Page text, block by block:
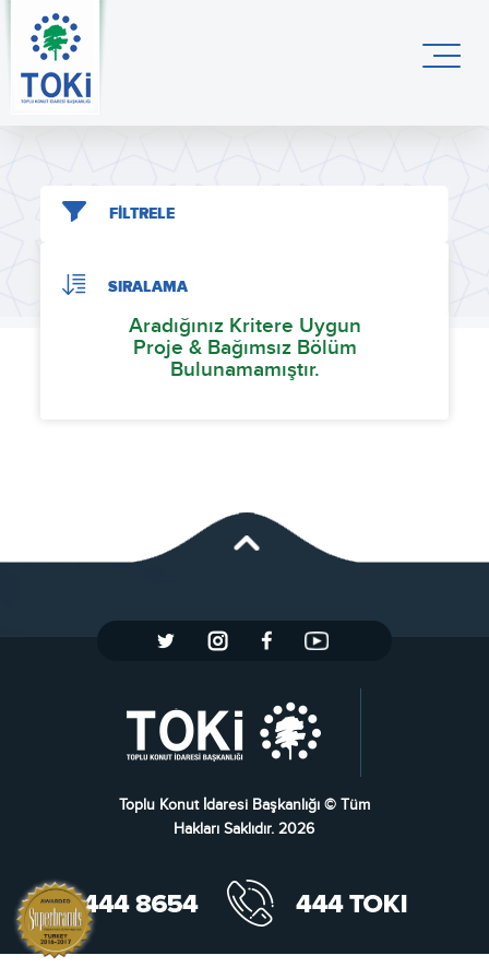
FİLTRELE
SIRALAMA
Aradığınız Kritere Uygun
Proje & Bağımsız Bölüm
Bulunamamıştır.
Toplu Konut İdaresi Başkanlığı © Tüm
Hakları Saklıdır. 2026